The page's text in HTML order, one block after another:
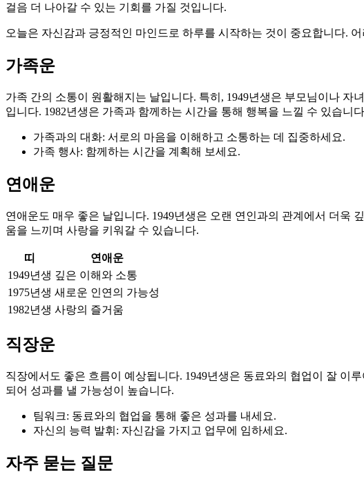
걸음 더 나아갈 수 있는 기회를 가질 것입니다.
오늘은 자신감과 긍정적인 마인드로 하루를 시작하는 것이 중요합니다.
가족운
가족 간의 소통이 원활해지는 날입니다. 특히, 1949년생은 부모님이나
입니다. 1982년생은 가족과 함께하는 시간을 통해 행복을 느낄 수 있습니
가족과의 대화: 서로의 마음을 이해하고 소통하는 데 집중하세요.
가족 행사: 함께하는 시간을 계획해 보세요.
연애운
연애운도 매우 좋은 날입니다. 1949년생은 오랜 연인과의 관계에서 더욱
움을 느끼며 사랑을 키워갈 수 있습니다.
띠
연애운
1949년생 깊은 이해와 소통
1975년생 새로운 인연의 가능성
1982년생 사랑의 즐거움
직장운
직장에서도 좋은 흐름이 예상됩니다. 1949년생은 동료와의 협업이 잘 이
되어 성과를 낼 가능성이 높습니다.
팀워크: 동료와의 협업을 통해 좋은 성과를 내세요.
자신의 능력 발휘: 자신감을 가지고 업무에 임하세요.
자주 묻는 질문